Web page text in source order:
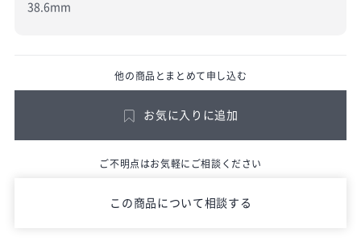
38.6mm
他の商品とまとめて申し込む
お気に入りに追加
ご不明点はお気軽にご相談ください
この商品について相談する